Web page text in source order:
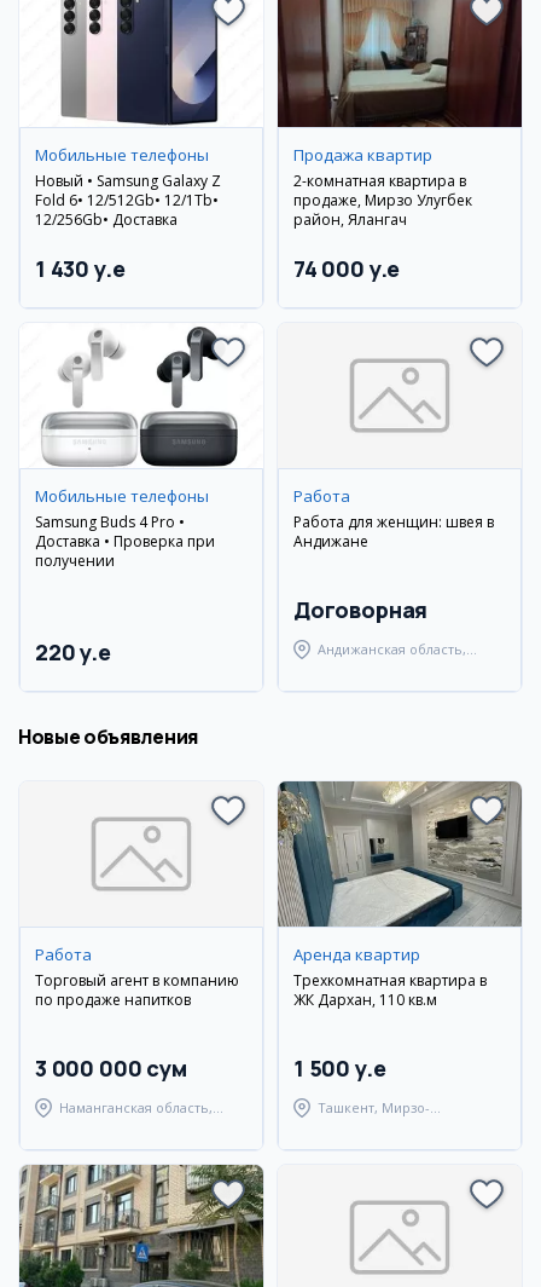
Мобильные телефоны
Новый • Samsung Galaxy Z
Fold 6• 12/512Gb• 12/1Tb•
12/256Gb• Доставка
1 430 y.e
Продажа квартир
2-комнатная квартира в
продаже, Мирзо Улугбек
район, Ялангач
74 000 y.e
Мобильные телефоны
Samsung Buds 4 Pro •
Доставка • Проверка при
получении
220 y.e
Работа
Работа для женщин: швея в
Андижане
Договорная
Андижанская область,
Новые объявления
Работа
Торговый агент в компанию
по продаже напитков
3 000 000 сум
Наманганская область,
Аренда квартир
Трехкомнатная квартира в
ЖК Дархан, 110 кв.м
1 500 y.e
Ташкент, Мирзо-